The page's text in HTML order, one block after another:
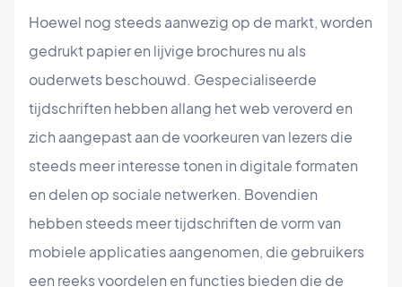
Hoewel nog steeds aanwezig op de markt, worden
gedrukt papier en lijvige brochures nu als
ouderwets beschouwd. Gespecialiseerde
tijdschriften hebben allang het web veroverd en
zich aangepast aan de voorkeuren van lezers die
steeds meer interesse tonen in digitale formaten
en delen op sociale netwerken. Bovendien
hebben steeds meer tijdschriften de vorm van
mobiele applicaties aangenomen, die gebruikers
een reeks voordelen en functies bieden die de